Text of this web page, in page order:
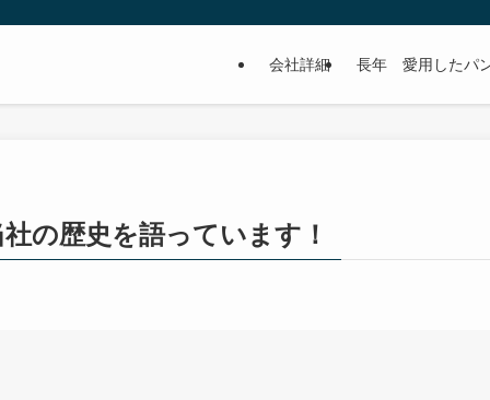
会社詳細 長年 愛用したパ
の歴史を語っています！